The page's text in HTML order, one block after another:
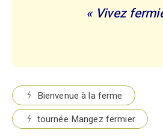
« Vivez
Bienvenue à la ferme
tournée Mangez fermier